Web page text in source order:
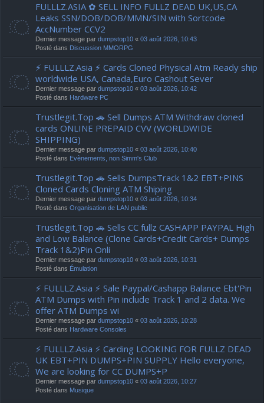
FULLLZ.ASIA ✿ SELL INFO FULLZ DEAD UK,US,CA
Leaks SSN/DOB/DOB/MMN/SIN with Sortcode
AccNumber CCV2
Dernier message par dumpstop10 « 03 août 2026, 10:43
Posté dans Discussion MMORPG
⚡ FULLLZ.Asia ⚡ Cards Cloned Physical Atm Ready ship
worldwide USA, Canada,Euro Cashout Sever
Dernier message par dumpstop10 « 03 août 2026, 10:42
Posté dans Hardware PC
Trustlegit.Top 🚗 Sell Dumps ATM Withdraw cloned
cards ONLINE PREPAID CVV (WORLDWIDE
SHIPPING)
Dernier message par dumpstop10 « 03 août 2026, 10:40
Posté dans Evènements, non Simm's Club
Trustlegit.Top 🚗 Sells DumpsTrack 1&2 EBT+PINS
Cloned Cards Cloning ATM Shiping
Dernier message par dumpstop10 « 03 août 2026, 10:34
Posté dans Organisation de LAN public
Trustlegit.Top 🚗 Sells CC fullz CASHAPP PAYPAL High
and Low Balance (Clone Cards+Credit Cards+ Dumps
Track 1&2)Pin Onli
Dernier message par dumpstop10 « 03 août 2026, 10:31
Posté dans Émulation
⚡ FULLLZ.Asia ⚡ Sale Paypal/Cashapp Balance Ebt'Pin
ATM Dumps with Pin include Track 1 and 2 data. We
offer ATM Dumps wi
Dernier message par dumpstop10 « 03 août 2026, 10:28
Posté dans Hardware Consoles
⚡ FULLLZ.Asia ⚡ Carding LOOKING FOR FULLZ DEAD
UK EBT+PIN DUMPS+PIN SUPPLY Hello everyone,
We are looking for CC DUMPS+P
Dernier message par dumpstop10 « 03 août 2026, 10:27
Posté dans Musique